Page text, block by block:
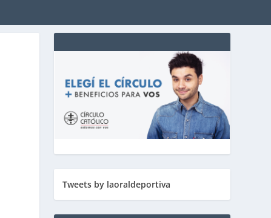
Tweets by laoraldeportiva